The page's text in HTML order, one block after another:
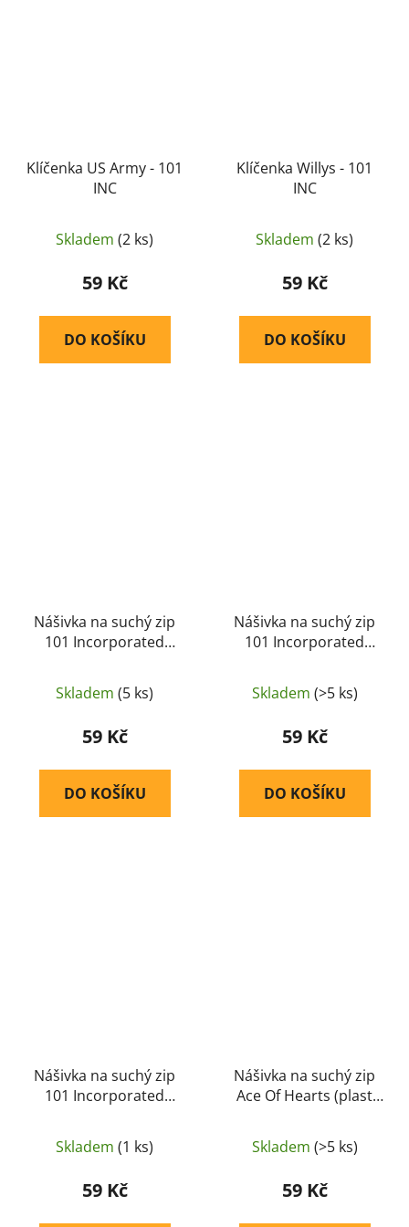
Klíčenka US Army - 101
INC
Skladem (2 ks)
59 Kč
DO KOŠÍKU
Klíčenka Willys - 101
INC
Skladem (2 ks)
59 Kč
DO KOŠÍKU
Nášivka na suchý zip
101 Incorporated
INC)
Skladem (5 ks)
59 Kč
DO KOŠÍKU
Nášivka na suchý zip
101 Incorporated
Skladem (>5 ks)
59 Kč
DO KOŠÍKU
Nášivka na suchý zip
101 Incorporated
INC)
Skladem (1 ks)
59 Kč
Nášivka na suchý zip
Ace Of Hearts (plast
Skladem (>5 ks)
59 Kč